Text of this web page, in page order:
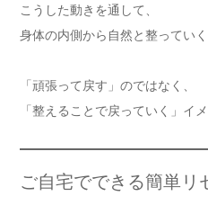
こうした動きを通して、
身体の内側から自然と整ってい
「頑張って戻す」のではなく、
「整えることで戻っていく」イメ
ご自宅でできる簡単リ